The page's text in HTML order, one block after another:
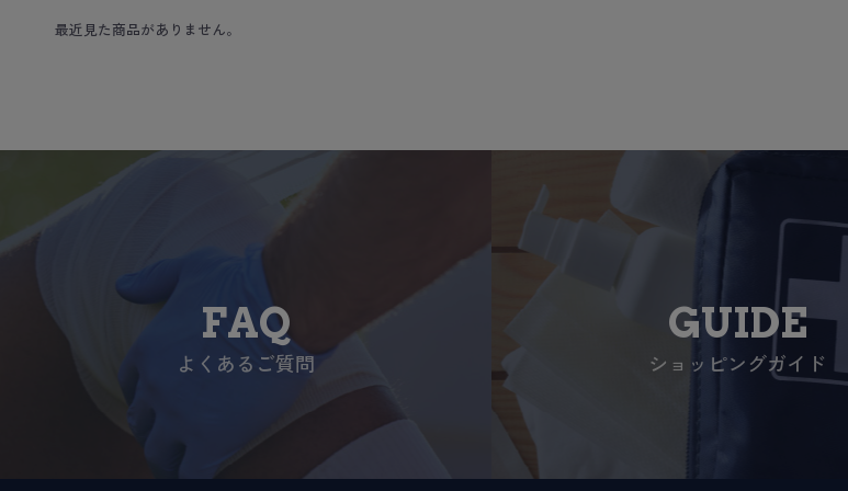
最近見た商品がありません。
FAQ
よくあるご質問
GUIDE
ショッピングガイド